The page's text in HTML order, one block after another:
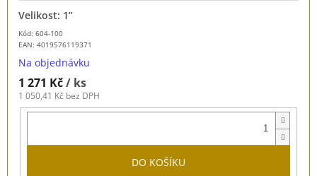
Kód: 604-100
EAN: 4019576119371
Velikost: 1”
Na objednávku
1 271 Kč/ ks
1 050,41 Kč bez DPH
DO KOŠÍKU